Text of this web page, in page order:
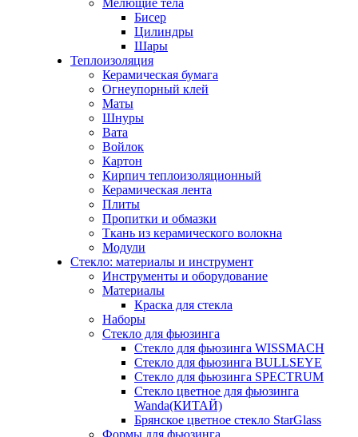
Мелющие тела
Бисер
Цилиндры
Шары
Теплоизоляция
Керамическая бумага
Огнеупорный клей
Маты
Шнуры
Вата
Войлок
Картон
Кирпич теплоизоляционный
Керамическая лента
Плиты
Пропитки и обмазки
Ткань из керамического волокна
Модули
Стекло: материалы и инструмент
Инструменты и оборудование
Материалы
Краска для стекла
Наборы
Стекло для фьюзинга
Стекло для фьюзинга WISSMACH
Стекло для фьюзинга BULLSEYE
Стекло для фьюзинга SPECTRUM
Стекло цветное для фьюзинга
Wanda(КИТАЙ)
Брянское цветное стекло StarGlass
Формы для фьюзинга